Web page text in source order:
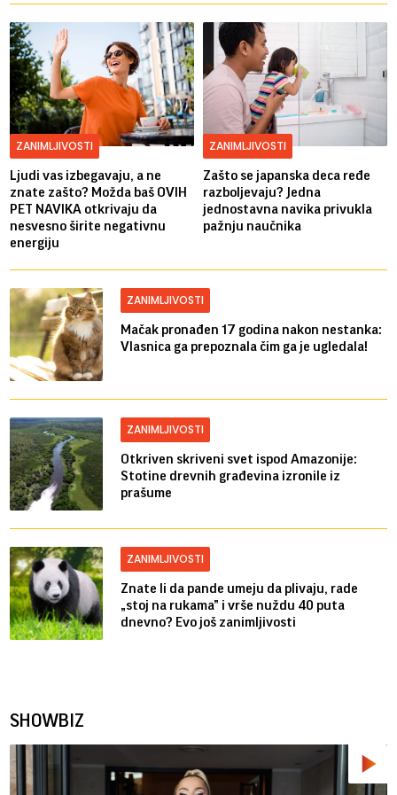
ZANIMLJIVOSTI
Ljudi vas izbegavaju, a ne
znate zašto? Možda baš OVIH
PET NAVIKA otkrivaju da
nesvesno širite negativnu
energiju
ZANIMLJIVOSTI
Zašto se japanska deca ređe
razboljevaju? Jedna
jednostavna navika privukla
pažnju naučnika
ZANIMLJIVOSTI
Mačak pronađen 17 godina nakon nestanka:
Vlasnica ga prepoznala čim ga je ugledala!
ZANIMLJIVOSTI
Otkriven skriveni svet ispod Amazonije:
Stotine drevnih građevina izronile iz
prašume
ZANIMLJIVOSTI
Znate li da pande umeju da plivaju, rade
„stoj na rukama” i vrše nuždu 40 puta
dnevno? Evo još zanimljivosti
SHOWBIZ